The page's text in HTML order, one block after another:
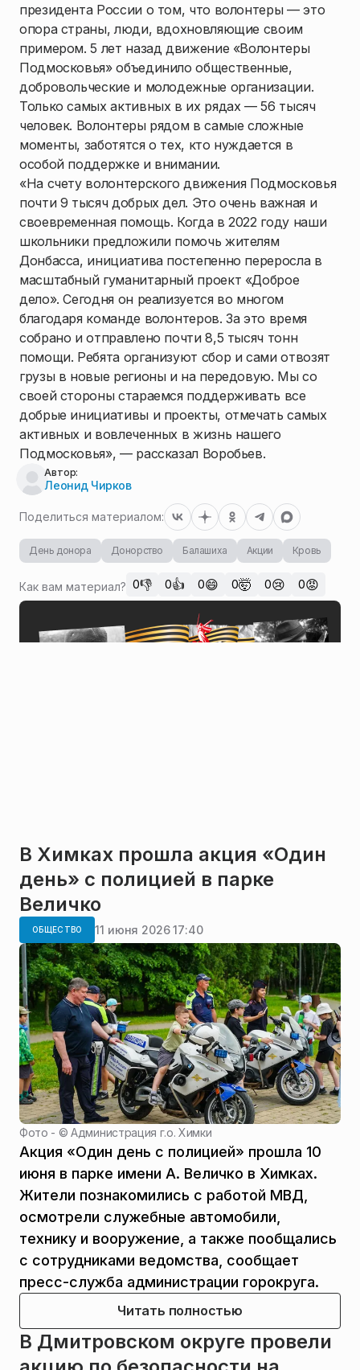
президента России о том, что волонтеры — это
опора страны, люди, вдохновляющие своим
примером. 5 лет назад движение «Волонтеры
Подмосковья» объединило общественные,
добровольческие и молодежные организации.
Только самых активных в их рядах — 56 тысяч
человек. Волонтеры рядом в самые сложные
моменты, заботятся о тех, кто нуждается в
особой поддержке и внимании.
«На счету волонтерского движения Подмосковья
почти 9 тысяч добрых дел. Это очень важная и
своевременная помощь. Когда в 2022 году наши
школьники предложили помочь жителям
Донбасса, инициатива постепенно переросла в
масштабный гуманитарный проект «Доброе
дело». Сегодня он реализуется во многом
благодаря команде волонтеров. За это время
собрано и отправлено почти 8,5 тысяч тонн
помощи. Ребята организуют сбор и сами отвозят
грузы в новые регионы и на передовую. Мы со
своей стороны стараемся поддерживать все
добрые инициативы и проекты, отмечать самых
активных и вовлеченных в жизнь нашего
Подмосковья», — рассказал Воробьев.
Автор:
Леонид Чирков
Поделиться материалом:
День донора Донорство Балашиха Акции Кровь
Как вам материал? 0👎 0👍 0😄 0🤯 0😢 0😡
В Химках прошла акция «Один
день» с полицией в парке
Величко
ОБЩЕСТВО 11 июня 2026 17:40
Фото - ©Администрация г.о. Химки
Акция «Один день с полицией» прошла 10
июня в парке имени А. Величко в Химках.
Жители познакомились с работой МВД,
осмотрели служебные автомобили,
технику и вооружение, а также пообщались
с сотрудниками ведомства, сообщает
пресс-служба администрации горокруга.
Читать полностью
В Дмитровском округе провели